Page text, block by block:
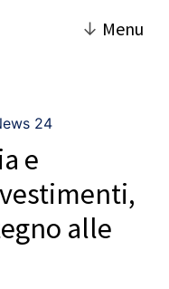
↓ Menu
24
e
alle